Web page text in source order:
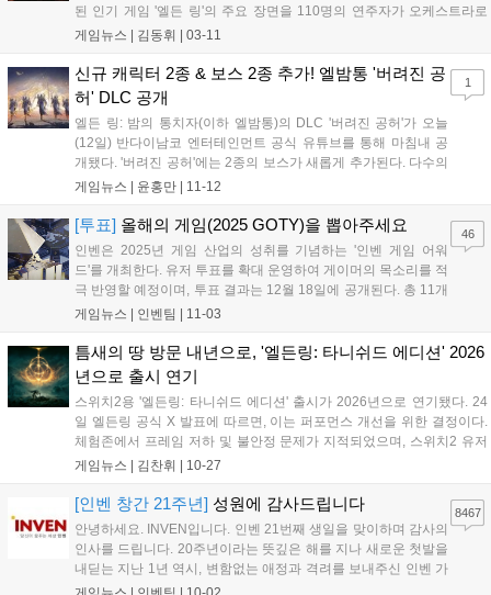
된 인기 게임 '엘든 링'의 주요 장면을 110명의 연주자가 오케스트라로
재현하는 공연이다. 한주헌 지휘 아래 코리아필름심포니오케스트라와
게임 속 세계를 생생하게 체험하는 몰입감 넘치는 경험을 선사할 예정이
다. 티켓 예매는 3월 20일(금)부터 NOL 티켓에서 가능하다....
게임뉴스 | 김동휘 | 03-11
신규 캐릭터 2종 & 보스 2종 추가! 엘밤통 '버려진 공
허' DLC 공개
엘든 링: 밤의 통치자(이하 엘밤통)의 DLC '버려진 공허'가 오늘
(12일) 반다이남코 엔터테인먼트 공식 유튜브를 통해 마침내 공
개됐다. '버려진 공허'에는 2종의 보스가 새롭게 추가된다. 다수의
천사형 보스와 붉은 괴물 형태를 띤 거대한 보스가 그것이다. 한
소 별개의 보스로 보인다는 것...
게임뉴스 | 윤홍만 | 11-12
1
[투표] 올해의 게임(2025 GOTY)을 뽑아주세요
인벤은 2025년 게임 산업의 성취를 기념하는 '인벤 게임 어워
드'를 개최한다. 유저 투표를 확대 운영하여 게이머의 목소리를 적
극 반영할 예정이며, 투표 결과는 12월 18일에 공개된다. 총 11개
부문에서 유저 투표로 수상작을 결정하며, '올해의 게임'과 '최고
지 진행되며, 참여자에게는 추첨을 통해 경품을 제공하는 이벤트
도 진행한다....
게임뉴스 | 인벤팀 | 11-03
46
틈새의 땅 방문 내년으로, '엘든링: 타니쉬드 에디션' 2026
년으로 출시 연기
스위치2용 '엘든링: 타니쉬드 에디션' 출시가 2026년으로 연기됐다. 24
일 엘든링 공식 X 발표에 따르면, 이는 퍼포먼스 개선을 위한 결정이다.
체험존에서 프레임 저하 및 불안정 문제가 지적되었으며, 스위치2 유저
들은 내년에 '엘든링'과 독점 소울 게임 '더스크 블러드'를 플레이하게 된
고 있다....
게임뉴스 | 김찬휘 | 10-27
[인벤 창간 21주년] 성원에 감사드립니다
안녕하세요. INVEN입니다. 인벤 21번째 생일을 맞이하며 감사의
인사를 드립니다. 20주년이라는 뜻깊은 해를 지나 새로운 첫발을
내딛는 지난 1년 역시, 변함없는 애정과 격려를 보내주신 인벤 가
족 분들이 계셨기에 가능했습니다. 지난 20년간 게임산업계는 대
8467